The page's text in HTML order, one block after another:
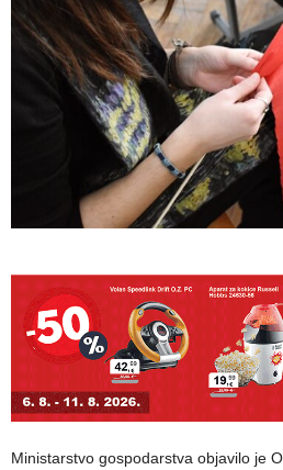
Ministarstvo gospodarstva objavilo je